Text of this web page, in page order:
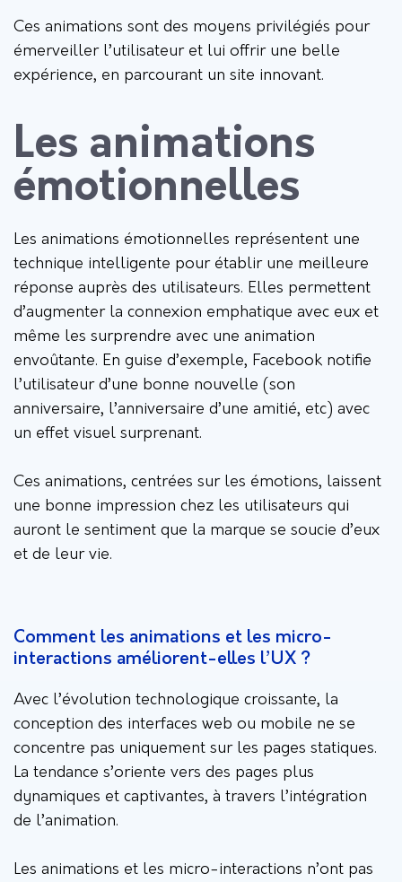
Ces animations sont des moyens privilégiés pour
émerveiller l’utilisateur et lui offrir une belle
expérience, en parcourant un site innovant.
Les animations
émotionnelles
Les animations émotionnelles représentent une
technique intelligente pour établir une meilleure
réponse auprès des utilisateurs. Elles permettent
d’augmenter la connexion emphatique avec eux et
même les surprendre avec une animation
envoûtante. En guise d’exemple, Facebook notifie
l’utilisateur d’une bonne nouvelle (son
anniversaire, l’anniversaire d’une amitié, etc) avec
un effet visuel surprenant.
Ces animations, centrées sur les émotions, laissent
une bonne impression chez les utilisateurs qui
auront le sentiment que la marque se soucie d’eux
et de leur vie.
Comment les animations et les micro-
interactions améliorent-elles l’UX ?
Avec l’évolution technologique croissante, la
conception des interfaces web ou mobile ne se
concentre pas uniquement sur les pages statiques.
La tendance s’oriente vers des pages plus
dynamiques et captivantes, à travers l’intégration
de l’animation.
Les animations et les micro-interactions n’ont pas